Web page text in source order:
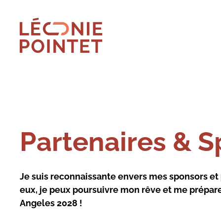
le menu
Actualités
Partenaires &
Je suis reconnaissante envers mes sponsors
eux, je peux poursuivre mon rêve et me
Angeles 2028 !